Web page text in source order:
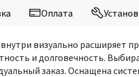
Оплата
визуально расширяет
и долговечность.
заказ. Оснащена